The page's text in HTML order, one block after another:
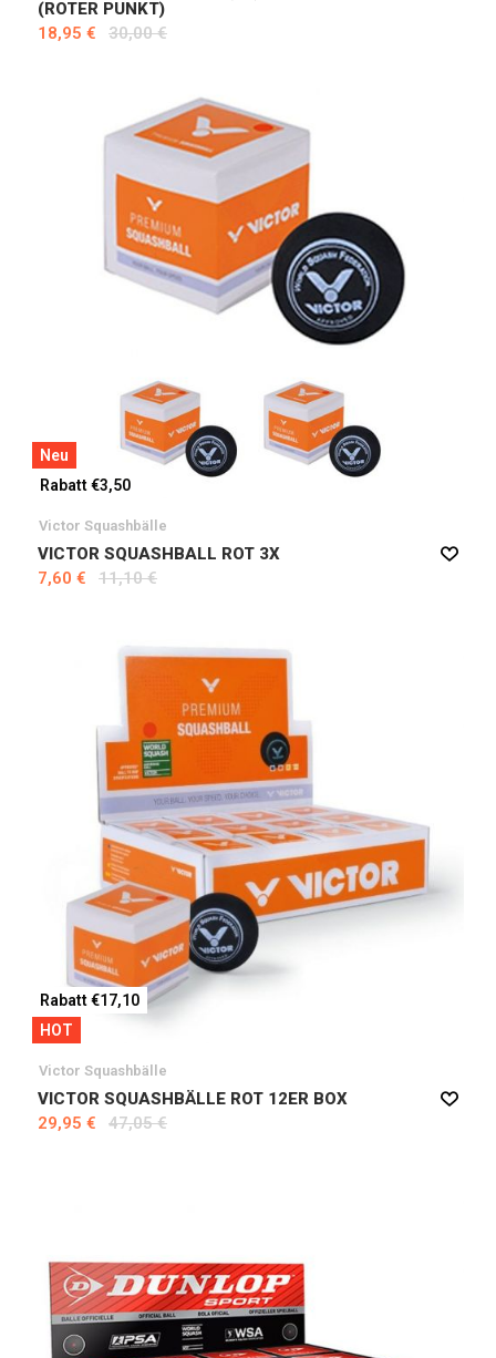
(ROTER PUNKT)
18,95 €
30,00 €
Neu
Rabatt €3,50
Victor Squashbälle
VICTOR SQUASHBALL ROT 3X
7,60 €
11,10 €
Rabatt €17,10
HOT
Victor Squashbälle
VICTOR SQUASHBÄLLE ROT 12ER BOX
29,95 €
47,05 €